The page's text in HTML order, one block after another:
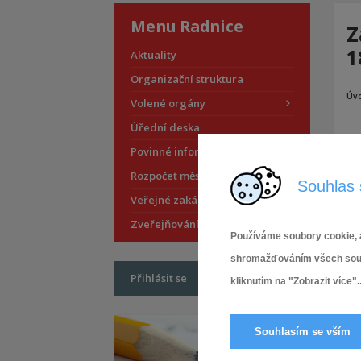
Souhlas
Používáme soubory
shromažďováním všech
kliknutím na "Zobrazit
Souhlasím se vším
Menu Radnice
Aktuality
Organizační struktura
Volené orgány
Úřední deska
Povinné informace
Rozpočet městské části
Veřejné zakázky
Zveřejňování smluv
Přihlásit se